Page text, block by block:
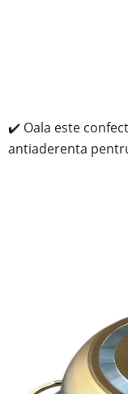
✔️ Oala este
antiaderenta